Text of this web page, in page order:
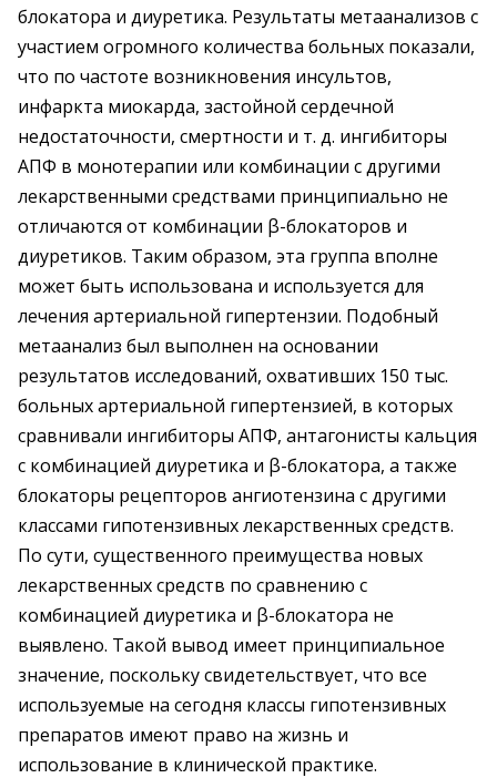
блокатора и диуретика. Результаты метаанализов с
участием огромного количества больных показали,
что по частоте возникновения инсультов,
инфаркта миокарда, застойной сердечной
недостаточности, смертности и т. д. ингибиторы
АПФ в монотерапии или комбинации с другими
лекарственными средствами принципиально не
отличаются от комбинации β-блокаторов и
диуретиков. Таким образом, эта группа вполне
может быть использована и используется для
лечения артериальной гипертензии. Подобный
метаанализ был выполнен на основании
результатов исследований, охвативших 150 тыс.
больных артериальной гипертензией, в которых
сравнивали ингибиторы АПФ, антагонисты кальция
с комбинацией диуретика и β-блокатора, а также
блокаторы рецепторов ангиотензина с другими
классами гипотензивных лекарственных средств.
По сути, существенного преимущества новых
лекарственных средств по сравнению с
комбинацией диуретика и β-блокатора не
выявлено. Такой вывод имеет принципиальное
значение, поскольку свидетельствует, что все
используемые на сегодня классы гипотензивных
препаратов имеют право на жизнь и
использование в клинической практике.